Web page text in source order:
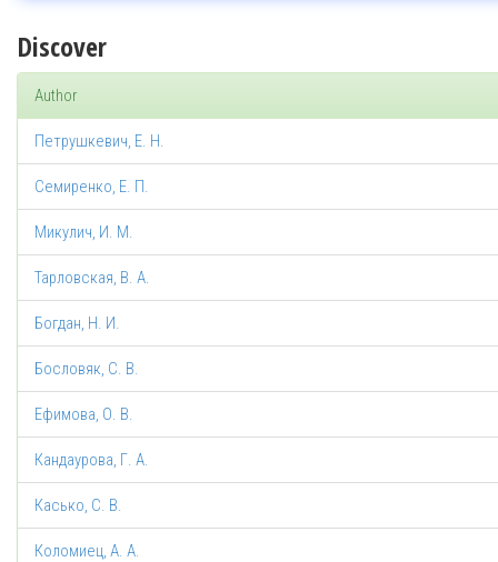
Discover
Author
Петрушкевич, Е. Н.
Семиренко, Е. П.
Микулич, И. М.
Тарловская, В. А.
Богдан, Н. И.
Бословяк, С. В.
Ефимова, О. В.
Кандаурова, Г. А.
Касько, С. В.
Коломиец, А. А.